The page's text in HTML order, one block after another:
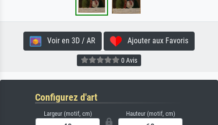
Voir en 3D / AR Ajouter aux Favoris
0 Avis
Configurez d'art
Largeur (motif, cm) Hauteur (motif, cm)